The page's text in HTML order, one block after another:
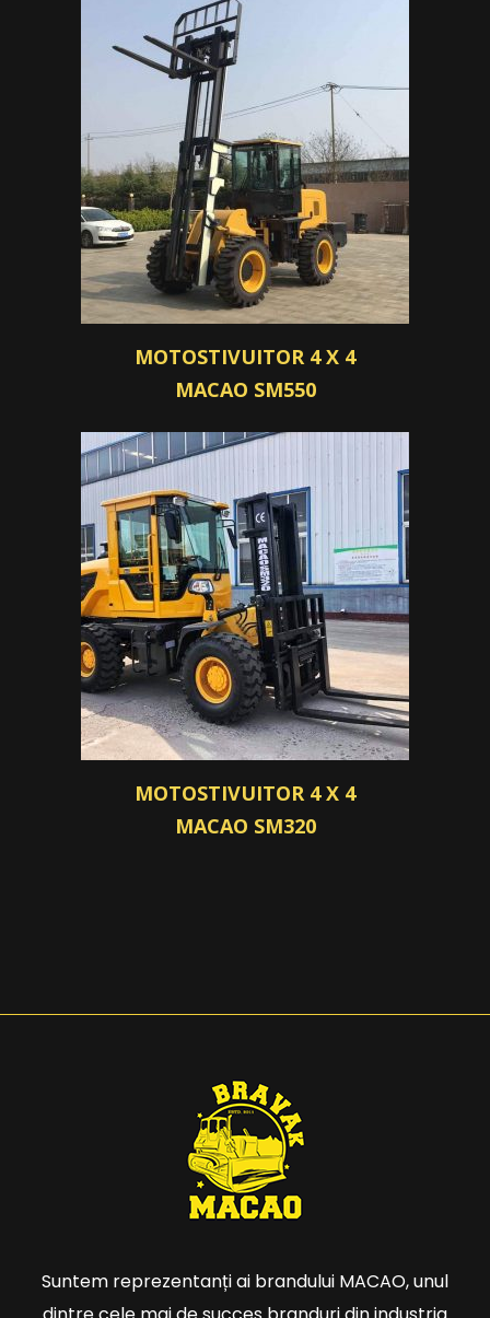
MOTOSTIVUITOR 4 X 4
MACAO SM550
MOTOSTIVUITOR 4 X 4
MACAO SM320
Suntem reprezentanți ai brandului MACAO, unul